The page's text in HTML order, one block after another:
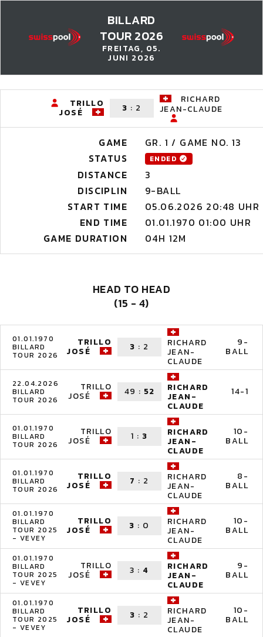
BILLARD
TOUR 2026
FREITAG, 05.
JUNI 2026
TRILLO
JOSÉ 3 : 2
RICHARD
JEAN-CLAUDE
GAME
GR. 1 / GAME NO. 13
STATUS
ENDED
DISTANCE
3
DISCIPLIN
9-BALL
START TIME
05.06.2026 20:48 UHR
END TIME
01.01.1970 01:00 UHR
GAME DURATION
04H 12M
HEAD TO HEAD
(15 - 4)
01.01.1970
BILLARD
TOUR 2026
TRILLO
JOSÉ 3 : 2 RICHARD
JEAN-
CLAUDE
9-
BALL
22.04.2026
BILLARD
TOUR 2026
TRILLO
JOSÉ 49 : 52 RICHARD
JEAN-
CLAUDE
14-1
01.01.1970
BILLARD
TOUR 2026
TRILLO
JOSÉ 1 : 3 RICHARD
JEAN-
CLAUDE
10-
BALL
01.01.1970
BILLARD
TOUR 2026
TRILLO
JOSÉ 7 : 2 RICHARD
JEAN-
CLAUDE
8-
BALL
01.01.1970
BILLARD
TOUR 2025
- VEVEY
TRILLO
JOSÉ 3 : 0 RICHARD
JEAN-
CLAUDE
10-
BALL
01.01.1970
BILLARD
TOUR 2025
- VEVEY
TRILLO
JOSÉ 3 : 4 RICHARD
JEAN-
CLAUDE
9-
BALL
01.01.1970
BILLARD
TOUR 2025
- VEVEY
TRILLO
JOSÉ 3 : 2 RICHARD
JEAN-
CLAUDE
10-
BALL